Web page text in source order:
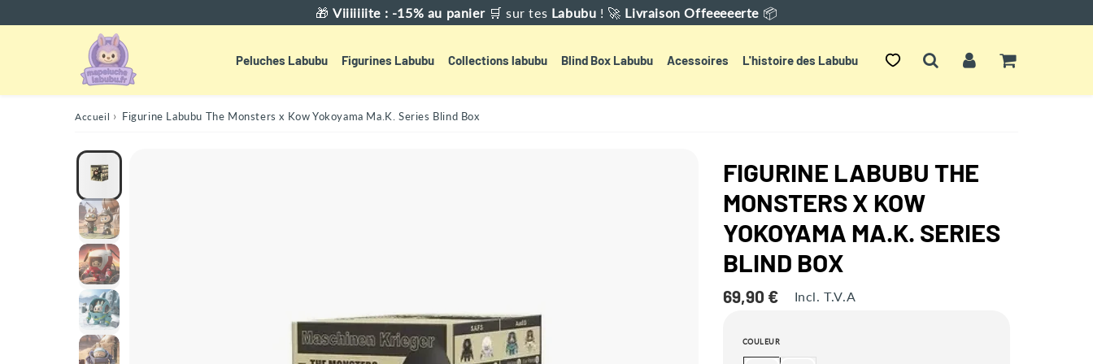
🎁 Viiiiiiite : -15% au panier 🛒 sur tes Labubu ! 🚀 Livraison Offeeeeerte 📦
Peluches Labubu Figurines Labubu Collections labubu Blind Box Labubu Acessoires L'histoire des Labubu
Accueil › Figurine Labubu The Monsters x Kow Yokoyama Ma.K. Series Blind Box
FIGURINE LABUBU THE
MONSTERS X KOW
YOKOYAMA MA.K. SERIES
BLIND BOX
69,90 €69,90
Unit
Incl. T.V.A
COULEUR